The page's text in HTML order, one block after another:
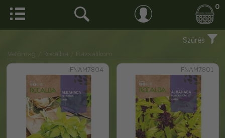
0
Szűrés
Vetőmag / Rocalba
/ Bazsalikom
FNAM7804
FNAM7801